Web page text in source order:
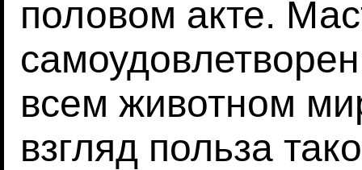
половом акте.
всем животном
взгляд польза